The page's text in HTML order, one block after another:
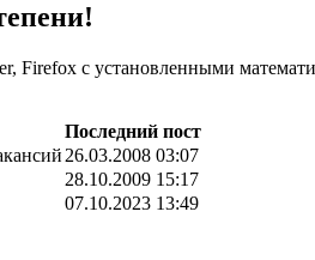
Firefox с установленными
Последний пост
26.03.2008 03:07
28.10.2009 15:17
07.10.2023 13:49